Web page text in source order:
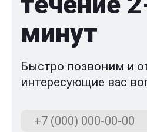
минут
Быстро позвоним и
интересующие вас